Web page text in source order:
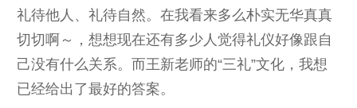
礼待他人、礼待自然。在我看来多么朴实无华真真
切切啊～，想想现在还有多少人觉得礼仪好像跟自
己没有什么关系。而王新老师的“三礼”文化，我想
已经给出了最好的答案。